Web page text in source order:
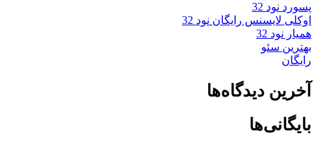
پسورد نود 32
اوکلی لایسنس رایگان نود 32
همیار نود 32
بهترین سئو
رایگان
آخرین دیدگاه‌ها
بایگانی‌ها